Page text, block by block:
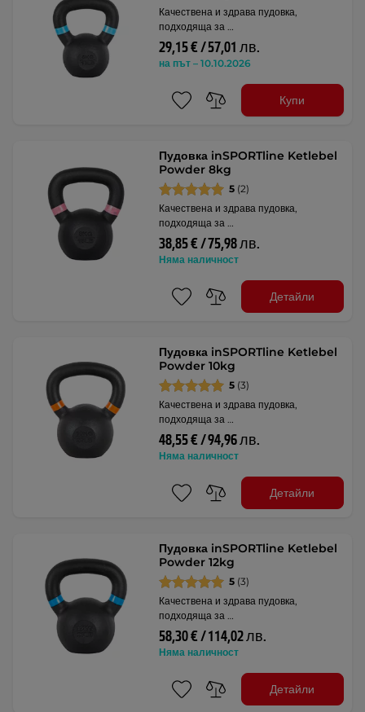
Качествена и здрава пудовка,
подходяща за …
29,15 € / 57,01 лв.
на път – 10.10.2026
Купи
Пудовка inSPORTline Ketlebel
Powder 8kg
5 (2)
Качествена и здрава пудовка,
подходяща за …
38,85 € / 75,98 лв.
Няма наличност
Детайли
Пудовка inSPORTline Ketlebel
Powder 10kg
5 (3)
Качествена и здрава пудовка,
подходяща за …
48,55 € / 94,96 лв.
Няма наличност
Детайли
Пудовка inSPORTline Ketlebel
Powder 12kg
5 (3)
Качествена и здрава пудовка,
подходяща за …
58,30 € / 114,02 лв.
Няма наличност
Детайли